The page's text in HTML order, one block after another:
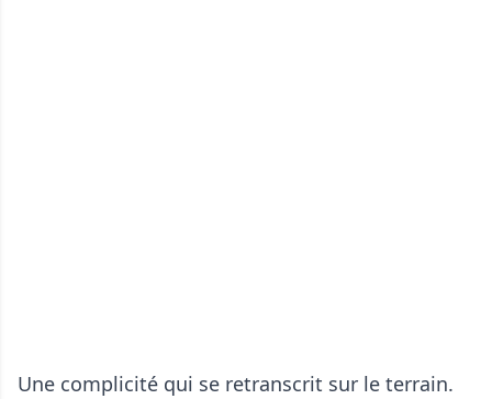
Une complicité qui se retranscrit sur le terrain.